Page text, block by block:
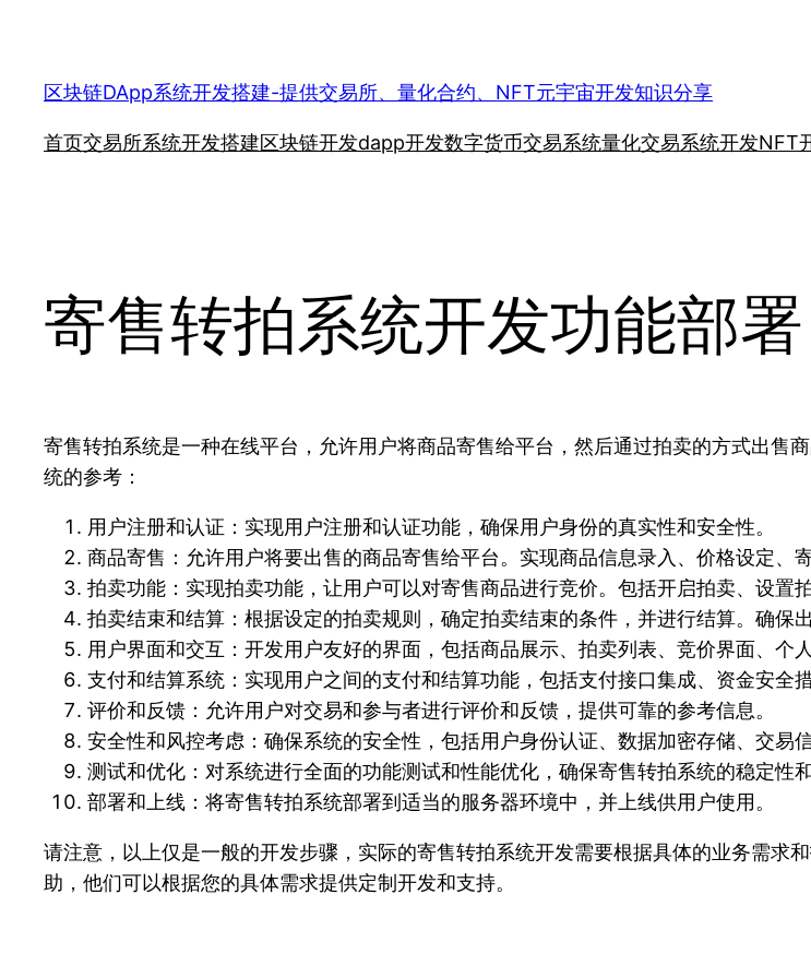
区块链DApp系统开发搭建-提供交易所、量化合约、NFT元宇宙开发知识分享
首页交易所系统开发搭建区块链开发dapp开发数字货币交易系统量化交易系统开发NFT
寄售转拍系统开发功能部署
寄售转拍系统是一种在线平台，允许用户将商品寄售给平台，然后通过拍卖的方式出售
统的参考：
用户注册和认证：实现用户注册和认证功能，确保用户身份的真实性和安全性。
商品寄售：允许用户将要出售的商品寄售给平台。实现商品信息录入、价格设定、
拍卖功能：实现拍卖功能，让用户可以对寄售商品进行竞价。包括开启拍卖、设置
拍卖结束和结算：根据设定的拍卖规则，确定拍卖结束的条件，并进行结算。确保
用户界面和交互：开发用户友好的界面，包括商品展示、拍卖列表、竞价界面、个
支付和结算系统：实现用户之间的支付和结算功能，包括支付接口集成、资金安全
评价和反馈：允许用户对交易和参与者进行评价和反馈，提供可靠的参考信息。
安全性和风控考虑：确保系统的安全性，包括用户身份认证、数据加密存储、交易
测试和优化：对系统进行全面的功能测试和性能优化，确保寄售转拍系统的稳定性和
部署和上线：将寄售转拍系统部署到适当的服务器环境中，并上线供用户使用。
请注意，以上仅是一般的开发步骤，实际的寄售转拍系统开发需要根据具体的业务需求
助，他们可以根据您的具体需求提供定制开发和支持。